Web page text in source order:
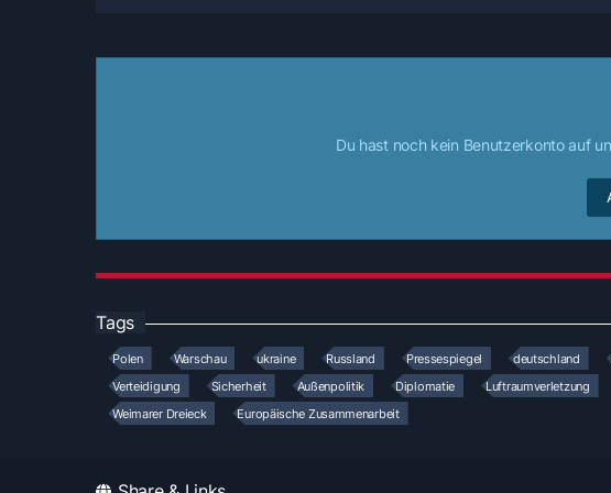
Du hast noch kein Benutzerkonto auf
Tags
Polen Warschau ukraine Russland Pressespiegel deutschland
Verteidigung
Sicherheit Außenpolitik Diplomatie Luftraumverletzung
Weimarer Dreieck
Europäische Zusammenarbeit